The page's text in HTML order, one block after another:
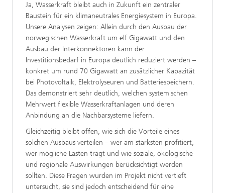
Ja, Wasserkraft bleibt auch in Zukunft ein zentraler
Baustein für ein klimaneutrales Energiesystem in Europa.
Unsere Analysen zeigen: Allein durch den Ausbau der
norwegischen Wasserkraft um elf Gigawatt und den
Ausbau der Interkonnektoren kann der
Investitionsbedarf in Europa deutlich reduziert werden –
konkret um rund 70 Gigawatt an zusätzlicher Kapazität
bei Photovoltaik, Elektrolyseuren und Batteriespeichern.
Das demonstriert sehr deutlich, welchen systemischen
Mehrwert flexible Wasserkraftanlagen und deren
Anbindung an die Nachbarsysteme liefern.
Gleichzeitig bleibt offen, wie sich die Vorteile eines
solchen Ausbaus verteilen – wer am stärksten profitiert,
wer mögliche Lasten trägt und wie soziale, ökologische
und regionale Auswirkungen berücksichtigt werden
sollten. Diese Fragen wurden im Projekt nicht vertieft
untersucht, sie sind jedoch entscheidend für eine